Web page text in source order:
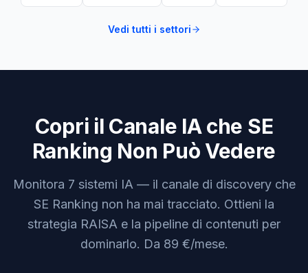
Vedi tutti i settori
Copri il Canale IA che SE
Ranking Non Può Vedere
Monitora 7 sistemi IA — il canale di discovery che
SE Ranking non ha mai tracciato. Ottieni la
strategia RAISA e la pipeline di contenuti per
dominarlo. Da 89 €/mese.